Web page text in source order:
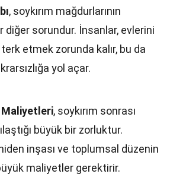
, soykırım mağdurlarının
diğer sorundur. İnsanlar, evlerini
etmek zorunda kalır, bu da
yol açar.
Maliyetleri, soykırım sonrası
büyük bir zorluktur.
inşası ve toplumsal düzenin
maliyetler gerektirir.